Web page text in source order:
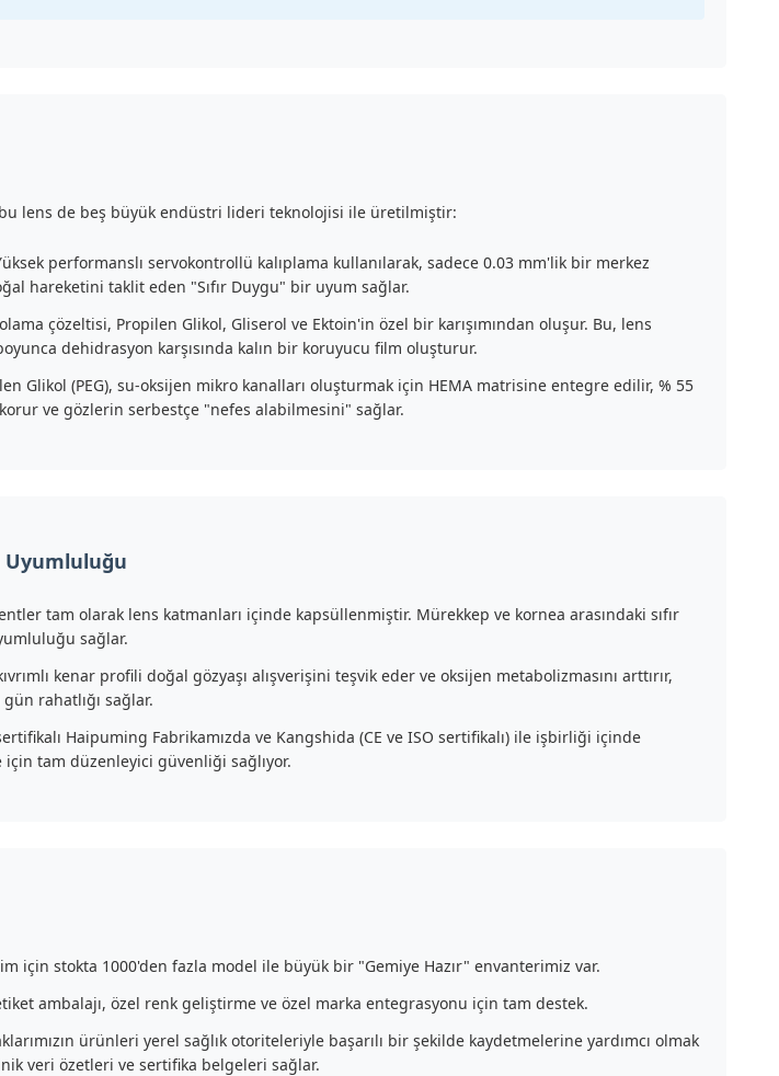
lens de beş büyük endüstri lideri teknolojisi ile üretilmiştir:
performanslı servokontrollü kalıplama kullanılarak, sadece 0.03 mm'lik bir merkez
hareketini taklit eden "Sıfır Duygu" bir uyum sağlar.
çözeltisi, Propilen Glikol, Gliserol ve Ektoin'in özel bir karışımından oluşur. Bu, lens
dehidrasyon karşısında kalın bir koruyucu film oluşturur.
Glikol (PEG), su-oksijen mikro kanalları oluşturmak için HEMA matrisine entegre edilir, % 55
ve gözlerin serbestçe "nefes alabilmesini" sağlar.
Uyumluluğu
tam olarak lens katmanları içinde kapsüllenmiştir. Mürekkep ve kornea arasındaki sıfır
sağlar.
kenar profili doğal gözyaşı alışverişini teşvik eder ve oksijen metabolizmasını arttırır,
gün rahatlığı sağlar.
Haipuming Fabrikamızda ve Kangshida (CE ve ISO sertifikalı) ile işbirliği içinde
tam düzenleyici güvenliği sağlıyor.
için stokta 1000'den fazla model ile büyük bir "Gemiye Hazır" envanterimiz var.
ambalajı, özel renk geliştirme ve özel marka entegrasyonu için tam destek.
ürünleri yerel sağlık otoriteleriyle başarılı bir şekilde kaydetmelerine yardımcı olmak
veri özetleri ve sertifika belgeleri sağlar.